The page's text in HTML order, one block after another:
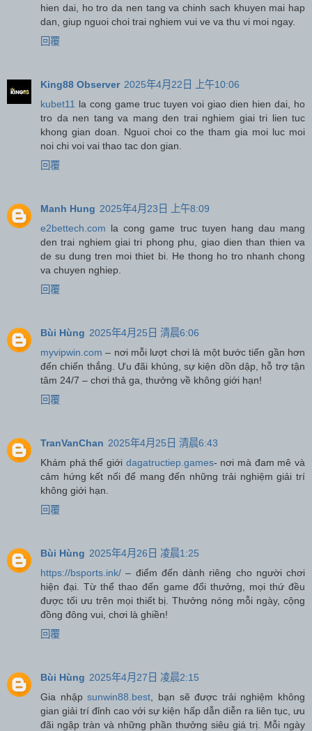
hien dai, ho tro da nen tang va chinh sach khuyen mai hap
dan, giup nguoi choi trai nghiem vui ve va thu vi moi ngay.
回覆
King88 Observer 2025年4月22日 上午10:06
kubet11 la cong game truc tuyen voi giao dien hien dai, ho
tro da nen tang va mang den trai nghiem giai tri lien tuc
khong gian doan. Nguoi choi co the tham gia moi luc moi
noi chi voi vai thao tac don gian.
回覆
Manh Hung 2025年4月23日 上午8:09
e2bettech.com la cong game truc tuyen hang dau mang
den trai nghiem giai tri phong phu, giao dien than thien va
de su dung tren moi thiet bi. He thong ho tro nhanh chong
va chuyen nghiep.
回覆
Bùi Hùng 2025年4月25日 清晨6:06
myvipwin.com – nơi mỗi lượt chơi là một bước tiến gần hơn
đến chiến thắng. Ưu đãi khủng, sự kiện dồn dập, hỗ trợ tận
tâm 24/7 – chơi thả ga, thưởng về không giới hạn!
回覆
TranVanChan 2025年4月25日 清晨6:43
Khám phá thế giới dagatructiep.games- nơi mà đam mê và
cảm hứng kết nối để mang đến những trải nghiệm giải trí
không giới hạn.
回覆
Bùi Hùng 2025年4月26日 凌晨1:25
https://bsports.ink/ – điểm đến dành riêng cho người chơi
hiện đại. Từ thể thao đến game đổi thưởng, mọi thứ đều
được tối ưu trên mọi thiết bị. Thưởng nóng mỗi ngày, cộng
đồng đông vui, chơi là ghiền!
回覆
Bùi Hùng 2025年4月27日 凌晨2:15
Gia nhậpsunwin88.best , bạn sẽ được trải nghiệm không
gian giải trí đỉnh cao với sự kiện hấp dẫn diễn ra liên tục, ưu
đãi ngập tràn và những phần thưởng siêu giá trị. Mỗi ngày